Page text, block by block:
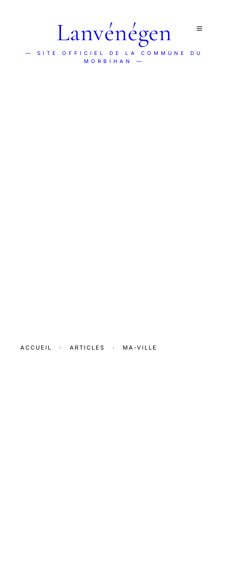
Lanvénégen
— SITE OFFICIEL DE LA COMMUNE DU
MORBIHAN —
ACCUEIL · ARTICLES · MA-VILLE